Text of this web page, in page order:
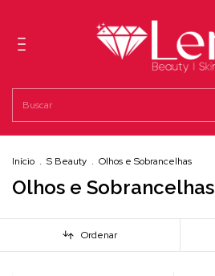
Início . S Beauty . Olhos e Sobrancelhas
Olhos e Sobrancelhas
Ordenar